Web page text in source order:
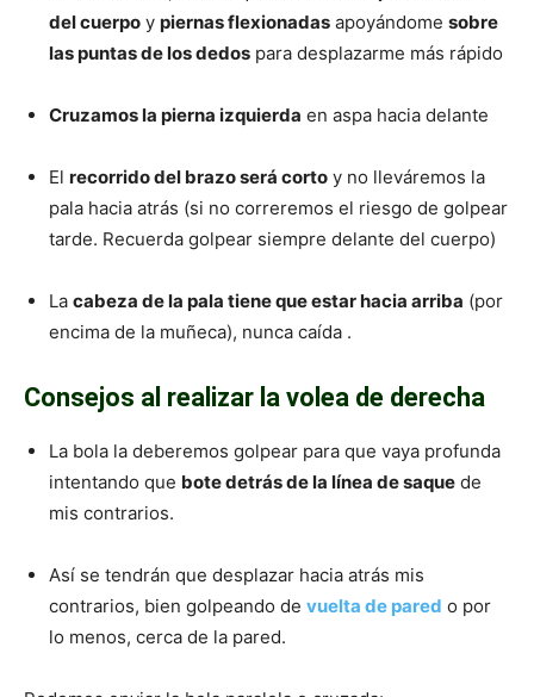
del cuerpo y piernas flexionadas apoyándome sobre
las puntas de los dedos para desplazarme más rápido
Cruzamos la pierna izquierda en aspa hacia delante
El recorrido del brazo será corto y no lleváremos la
pala hacia atrás (si no correremos el riesgo de golpear
tarde. Recuerda golpear siempre delante del cuerpo)
La cabeza de la pala tiene que estar hacia arriba (por
encima de la muñeca), nunca caída .
Consejos al realizar la volea de derecha
La bola la deberemos golpear para que vaya profunda
intentando que bote detrás de la línea de saque de
mis contrarios.
Así se tendrán que desplazar hacia atrás mis
contrarios, bien golpeando de vuelta de pared o por
lo menos, cerca de la pared.